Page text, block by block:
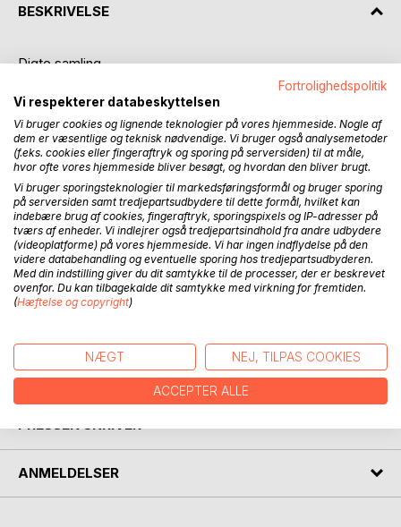
BESKRIVELSE
Digte samling.
Vi lever i frihed
Vi tegner forsikringer
Til vores hus
Til vores fritid
Til vores liv
Vi lever i frihed
Med fasterammer
Der indklammer os
Til regelmæssighed
Til faste rutiner
Indtil kedsomligheden
FORFATTER
PRESSEN SKRIVER
ANMELDELSER
Fortrolighedspolitik
Vi respekterer databeskyttelsen
Vi bruger cookies og lignende teknologier på vores hjemmeside. Nogle af
dem er væsentlige og teknisk nødvendige. Vi bruger også analysemetoder
(f.eks. cookies eller fingeraftryk og sporing på serversiden) til at måle,
hvor ofte vores hjemmeside bliver besøgt, og hvordan den bliver brugt.
Vi bruger sporingsteknologier til markedsføringsformål og bruger sporing
på serversiden samt tredjepartsudbydere til dette formål, hvilket kan
indebære brug af cookies, fingeraftryk, sporingspixels og IP-adresser på
tværs af enheder. Vi indlejrer også tredjepartsindhold fra andre udbydere
(videoplatforme) på vores hjemmeside. Vi har ingen indflydelse på den
videre databehandling og eventuelle sporing hos tredjepartsudbyderen.
Med din indstilling giver du dit samtykke til de processer, der er beskrevet
ovenfor. Du kan tilbagekalde dit samtykke med virkning for fremtiden.
(Hæftelse og copyright)
NÆGT NEJ, TILPAS COOKIES
ACCEPTER ALLE